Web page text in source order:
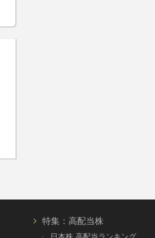
特集：高配当株